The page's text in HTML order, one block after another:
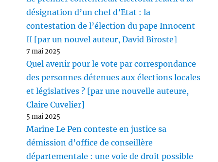
désignation d’un chef d’Etat : la
contestation de l’élection du pape Innocent
II [par un nouvel auteur, David Biroste]
7 mai 2025
Quel avenir pour le vote par correspondance
des personnes détenues aux élections locales
et législatives ? [par une nouvelle auteure,
Claire Cuvelier]
5 mai 2025
Marine Le Pen conteste en justice sa
démission d’office de conseillère
départementale : une voie de droit possible